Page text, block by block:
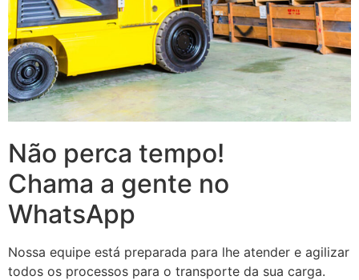
Não perca tempo!
Chama a gente no
WhatsApp
Nossa equipe está preparada para lhe atender e agilizar
todos os processos para o transporte da sua carga.